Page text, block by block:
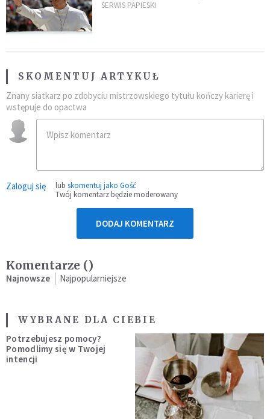
SERWIS PAPIESKI
SKOMENTUJ ARTYKUŁ
Znany siatkarz po zdobyciu mistrzowskiego tytułu kończy karierę i
wstępuje do opactwa
Zaloguj się lub skomentuj jako Gość
Twój komentarz będzie moderowany
DODAJ KOMENTARZ
Komentarze ()
Najnowsze Najpopularniejsze
WYBRANE DLA CIEBIE
Potrzebujesz pomocy?
Pomodlimy się w Twojej
intencji